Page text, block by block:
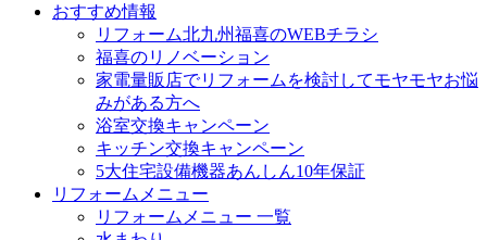
おすすめ情報
リフォーム北九州福喜のWEBチラシ
福喜のリノベーション
家電量販店でリフォームを検討してモヤモヤお悩
みがある方へ
浴室交換キャンペーン
キッチン交換キャンペーン
5大住宅設備機器あんしん10年保証
リフォームメニュー
リフォームメニュー 一覧